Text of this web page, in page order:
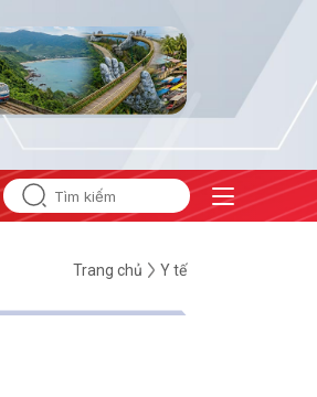
Trang chủ Y tế